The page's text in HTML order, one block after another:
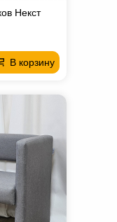
Некст
В корзину